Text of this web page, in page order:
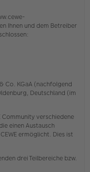
Ihnen und dem Betreiber
Co. KGaA (nachfolgend
Deutschland (im
Community verschiedene
einen Austausch
ermöglicht. Dies ist
drei Teilbereiche bzw.